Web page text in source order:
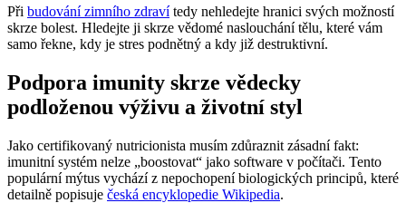
Při budování zimního zdravítedy nehledejte hranici svých možností
skrze bolest. Hledejte ji skrze vědomé naslouchání tělu, které vám
samo řekne, kdy je stres podnětný a kdy již destruktivní.
Podpora imunity skrze vědecky
podloženou výživu a životní styl
Jako certifikovaný nutricionista musím zdůraznit zásadní fakt:
imunitní systém nelze „boostovat“ jako software v počítači. Tento
populární mýtus vychází z nepochopení biologických principů, které
detailně popisuje česká encyklopedie Wikipedia.